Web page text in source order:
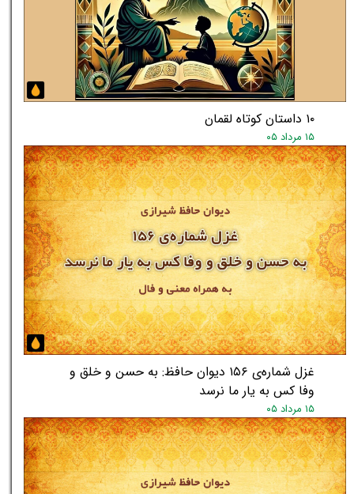
۱۰ داستان کوتاه لقمان
۱۵ مرداد ۰۵
غزل شماره‌ی ۱۵۶ دیوان حافظ: به حسن و خلق و
وفا کس به یار ما نرسد
۱۵ مرداد ۰۵